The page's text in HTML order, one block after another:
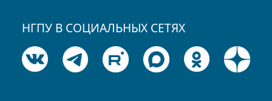
НГПУ В СОЦИАЛЬНЫХ СЕТЯХ